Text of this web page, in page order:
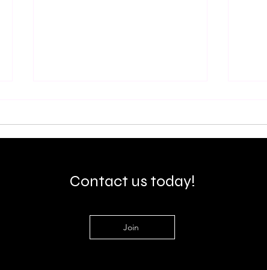
conversation nationale sur
l'après-carrière des athlètes
Contact us today!
Join